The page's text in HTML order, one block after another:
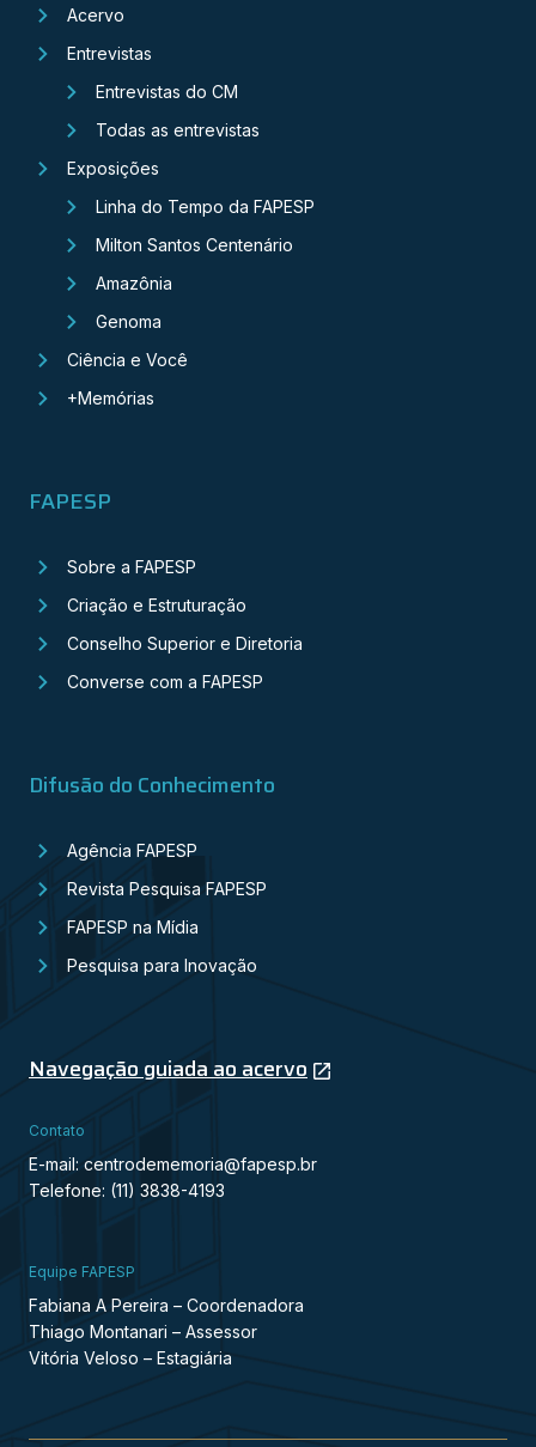
Acervo
Entrevistas
Entrevistas do CM
Todas as entrevistas
Exposições
Linha do Tempo da FAPESP
Milton Santos Centenário
Amazônia
Genoma
Ciência e Você
+Memórias
FAPESP
Sobre a FAPESP
Criação e Estruturação
Conselho Superior e Diretoria
Converse com a FAPESP
Difusão do Conhecimento
Agência FAPESP
Revista Pesquisa FAPESP
FAPESP na Mídia
Pesquisa para Inovação
Navegação guiada ao acervo
Contato
E-mail: centrodememoria@fapesp.br
Telefone: (11) 3838-4193
Equipe FAPESP
Fabiana A Pereira – Coordenadora
Thiago Montanari – Assessor
Vitória Veloso – Estagiária